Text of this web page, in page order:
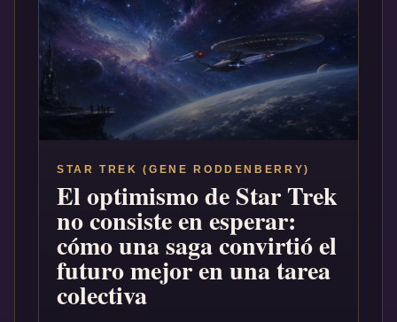
STAR TREK (GENE RODDENBERRY)
El optimismo de Star Trek
no consiste en esperar:
cómo una saga convirtió el
futuro mejor en una tarea
colectiva